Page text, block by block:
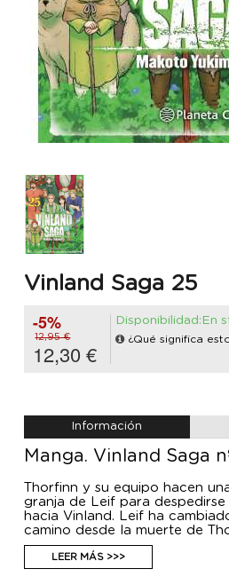
Vinland Saga 25
-5%
12,95 €
12,30 €
Disponibilidad:En
¿Qué significa
Información
Manga. Vinland Saga
Thorfinn y su equipo hacen
granja de Leif para
hacia Vinland. Leif ha
camino desde la muerte de
viaje de Thorfinn!
parece incapaz de cambiar...
El día de la gran partida ha
LEER MÁS >>>